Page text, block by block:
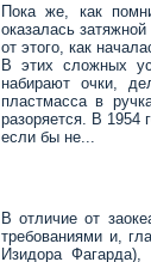
Пока же, как
оказалась
от этого, как
В этих сложных
набирают очки,
пластмасса в
разоряется. В 1954
если бы не...
В отличие от
требованиями и,
Изидора